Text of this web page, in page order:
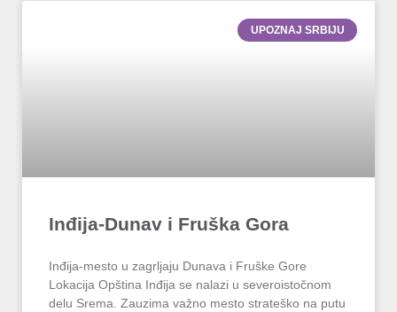
UPOZNAJ SRBIJU
Inđija-Dunav i Fruška Gora
Inđija-mesto u zagrljaju Dunava i Fruške Gore
Lokacija Opština Inđija se nalazi u severoistočnom
delu Srema. Zauzima važno mesto strateško na putu